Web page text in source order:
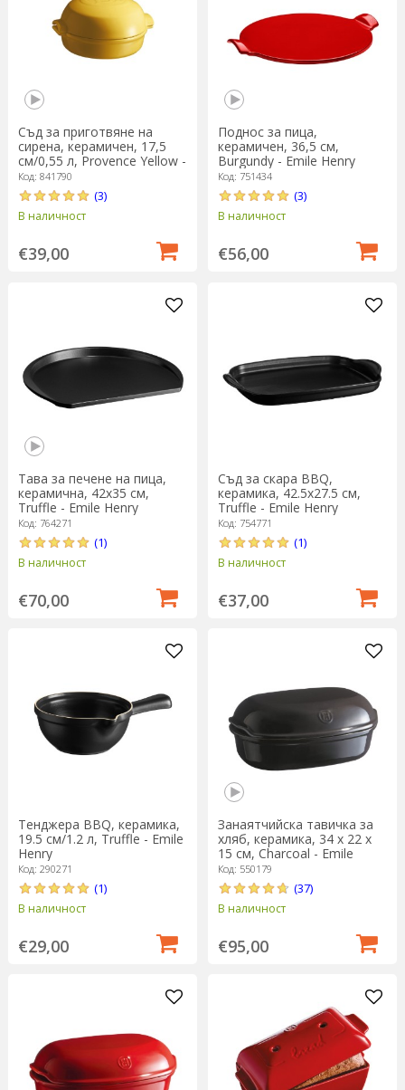
Съд за приготвяне на
сирена, керамичен, 17,5
см/0,55 л, Provence Yellow -
Emile Henry
Код: 841790
(3)
В наличност
€39,00
Поднос за пица,
керамичен, 36,5 см,
Burgundy - Emile Henry
Код: 751434
(3)
В наличност
€56,00
Тава за печене на пица,
керамична, 42x35 см,
Truffle - Emile Henry
Код: 764271
(1)
В наличност
€70,00
Съд за скара BBQ,
керамика, 42.5x27.5 см,
Truffle - Emile Henry
Код: 754771
(1)
В наличност
€37,00
Тенджера BBQ, керамика,
19.5 см/1.2 л, Truffle - Emile
Henry
Код: 290271
(1)
В наличност
€29,00
Занаятчийска тавичка за
хляб, керамика, 34 х 22 х
15 см, Charcoal - Emile
Henry
Код: 550179
(37)
В наличност
€95,00